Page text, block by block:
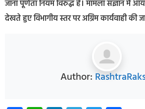
जाना पूर्णता नियम विरुद्ध है। मामला संज्ञान में
देखते हुए विभागीय स्तर पर अग्रिम कार्यवाही की
Author: